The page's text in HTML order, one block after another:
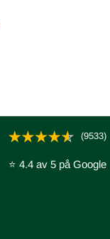
(9533)
⭐ 4.4 av 5 på Google